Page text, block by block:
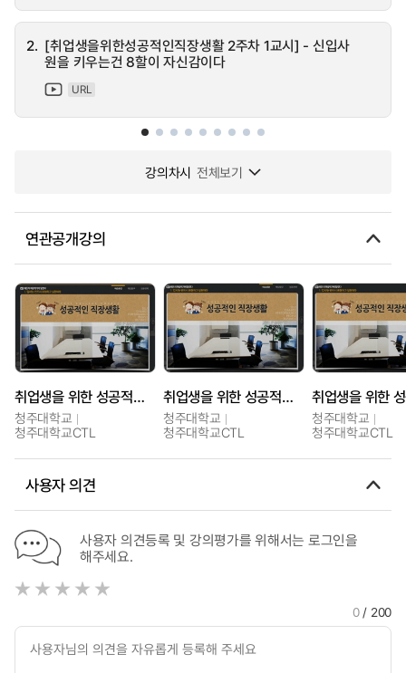
2. [취업생을위한성공적인직장생활 2주차 1교시] - 신입사
원을 키우는건 8할이 자신감이다
URL
강의차시 전체보기
연관공개강의
취업생을 위한 성공적인 직장생활
청주대학교
청주대학교CTL
취업생을 위한 성공적인 직장생활
청주대학교
청주대학교CTL
청주대학교
청주대학교CTL
사용자 의견
사용자 의견등록 및 강의평가를 위해서는 로그인을
해주세요.
0/ 200